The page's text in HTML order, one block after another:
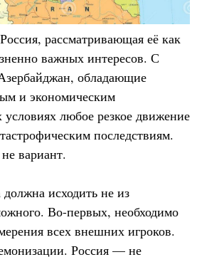
рассматривающая её как
важных интересов. С
обладающие
и экономическим
любое резкое движение
последствиям.
вариант.
исходить не из
Во-первых, необходимо
всех внешних игроков.
Россия — не